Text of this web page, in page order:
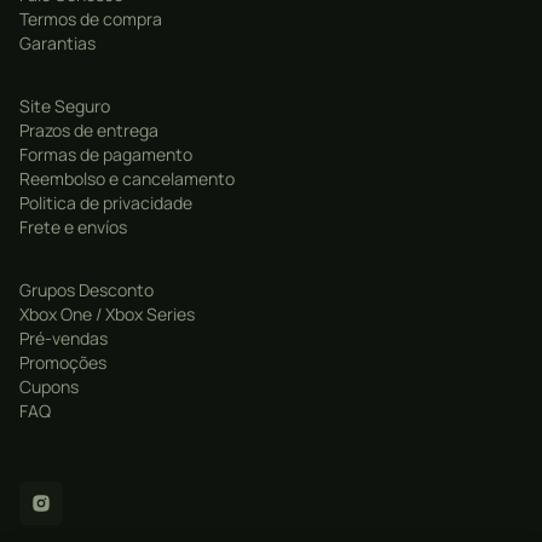
Termos de compra
Garantias
Site Seguro
Prazos de entrega
Formas de pagamento
Reembolso e cancelamento
Politica de privacidade
Frete e envíos
Grupos Desconto
Xbox One / Xbox Series
Pré-vendas
Promoções
Cupons
FAQ